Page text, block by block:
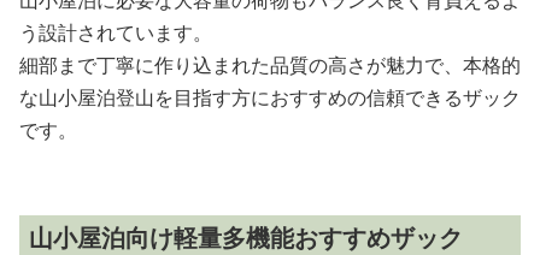
う設計されています。
細部まで丁寧に作り込まれた品質の高さが魅力で、本格的
な山小屋泊登山を目指す方におすすめの信頼できるザック
です。
山小屋泊向け軽量多機能おすすめザック